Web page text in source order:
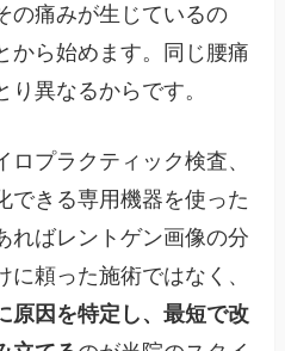
の痛みが生じているの
から始めます。同じ腰痛
異なるからです。
プラクティック検査、
できる専用機器を使った
ればレントゲン画像の分
頼った施術ではなく、
原因を特定し、最短で改